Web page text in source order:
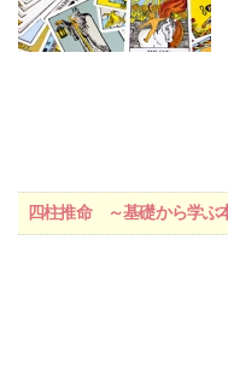
四柱推命 ～基礎から学ぶ